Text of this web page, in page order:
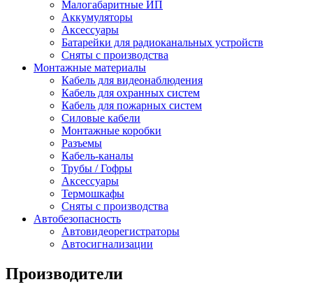
Малогабаритные ИП
Аккумуляторы
Аксессуары
Батарейки для радиоканальных устройств
Сняты с производства
Монтажные материалы
Кабель для видеонаблюдения
Кабель для охранных систем
Кабель для пожарных систем
Силовые кабели
Монтажные коробки
Разъемы
Кабель-каналы
Трубы / Гофры
Аксессуары
Термошкафы
Сняты с производства
Автобезопасность
Автовидеорегистраторы
Автосигнализации
Производители